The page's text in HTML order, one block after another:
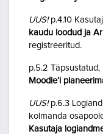
UUS!p.4.10
kaudu loodud ja
registreeritud.
p.5.2
Moodle’i
UUS!p.6.3
kolmanda
Kasutaja